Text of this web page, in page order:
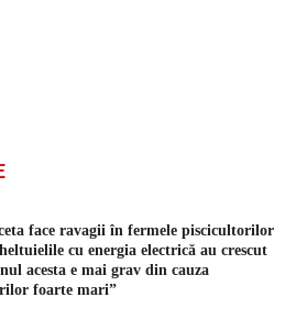
face ravagii în fermele piscicultorilor
cu energia electrică au crescut
acesta e mai grav din cauza
foarte mari”